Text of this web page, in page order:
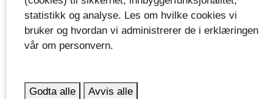
forskjeller innen NEET-gruppen (for eksempel
med/uten familie, ulike innvandringsgrupper)
regnes som NEET
statistikk og analyse. Les om hvilke cookies vi
bruker og hvordan vi administrerer de i erklæringen
vår om personvern.
Godta alle Avvis alle